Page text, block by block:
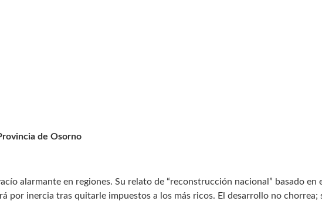
de Osorno
alarmante en regiones. Su relato de “reconstrucción nacional” basado
por inercia tras quitarle impuestos a los más ricos. El desarrollo no chorrea;